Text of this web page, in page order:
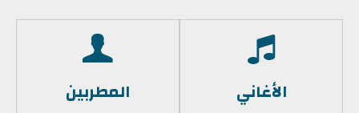
الأغاني المطربين